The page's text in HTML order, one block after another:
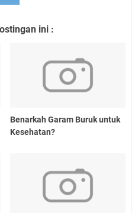
ini :
Benarkah Garam Buruk untuk
Kesehatan?